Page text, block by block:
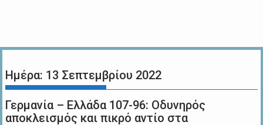
Ημέρα: 13 Σεπτεμβρίου 2022
Γερμανία – Ελλάδα 107-96: Οδυνηρός
αποκλεισμός και πικρό αντίο στα